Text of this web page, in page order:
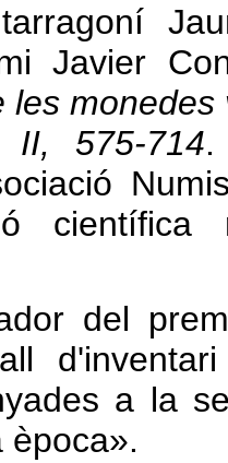
Javier
les
II, 575-714.
del
a la
època».